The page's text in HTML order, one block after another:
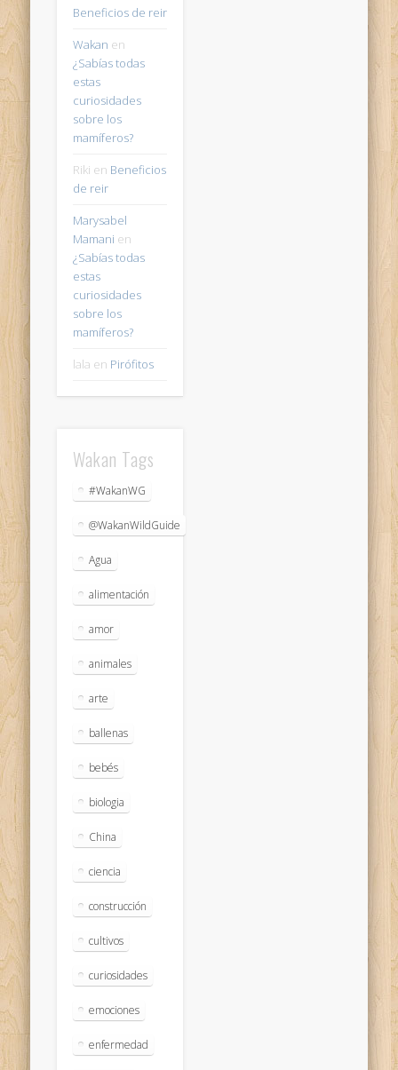
Beneficios de reir
Wakan en
¿Sabías todas
estas
curiosidades
sobre los
mamíferos?
Riki en Beneficios
de reir
Marysabel
Mamani en
¿Sabías todas
estas
curiosidades
sobre los
mamíferos?
lala en Pirófitos
Wakan Tags
#WakanWG
@WakanWildGuide
Agua
alimentación
amor
animales
arte
ballenas
bebés
biologia
China
ciencia
construcción
cultivos
curiosidades
emociones
enfermedad